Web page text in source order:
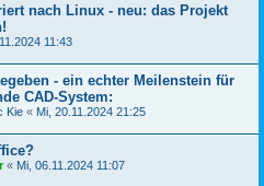
nach Linux - neu: das Projekt
11:43
- ein echter Meilenstein für
CAD-System:
Kie « Mi, 20.11.2024 21:25
« Mi, 06.11.2024 11:07